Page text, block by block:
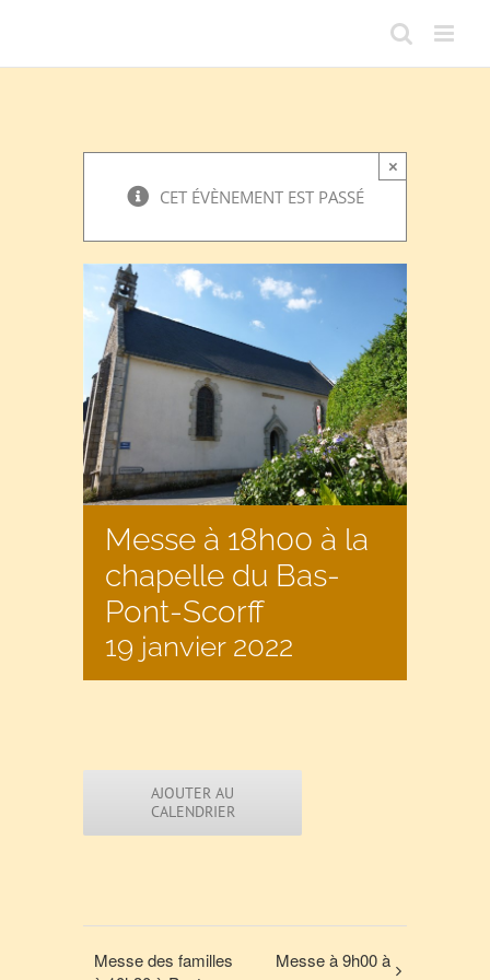
CET ÉVÈNEMENT EST PASSÉ
×
Messe à 18h00 à la
chapelle du Bas-
Pont-Scorff
19 janvier 2022
AJOUTER AU
CALENDRIER
Messe des familles
Messe à 9h00 à